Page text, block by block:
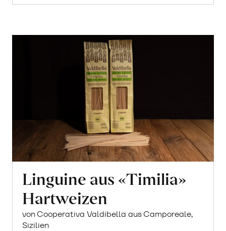
Linguine aus «Timilia»
Hartweizen
von Cooperativa Valdibella aus Camporeale,
Sizilien